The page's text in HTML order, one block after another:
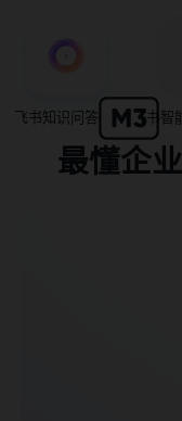
飞书知识问答 飞书智
最懂企